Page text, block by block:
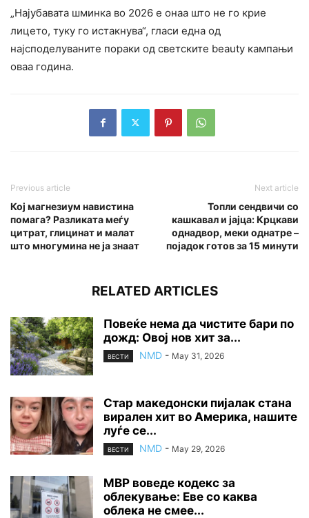
„Најубавата шминка во 2026 е онаа што не го крие
лицето, туку го истакнува“, гласи една од
најсподелуваните пораки од светските beauty кампањи
оваа година.
Previous article
Кој магнезиум навистина
помага? Разликата меѓу
цитрат, глицинат и малат
што многумина не ја знаат
Next article
Топли сендвичи со
кашкавал и јајца: Крцкави
однадвор, меки однатре –
појадок готов за 15 минути
RELATED ARTICLES
Повеќе нема да чистите бари по
дожд: Овој нов хит за...
ВЕСТИ NMD - May 31, 2026
Стар македонски пијалак стана
вирален хит во Америка, нашите
луѓе се...
ВЕСТИ NMD - May 29, 2026
МВР воведе кодекс за
облекување: Еве со каква
облека не смее...